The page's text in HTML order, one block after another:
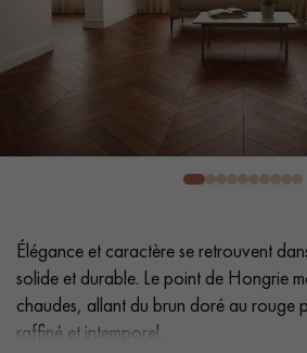
PARQUET VIEILLI
ACCESSOIRES PARQUET
0805 82 82
Élégance et caractère se retrouvent
solide et durable. Le point de Hongrie
chaudes, allant du brun doré au rouge
raffiné et intemporel.